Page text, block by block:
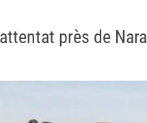
près de Nara